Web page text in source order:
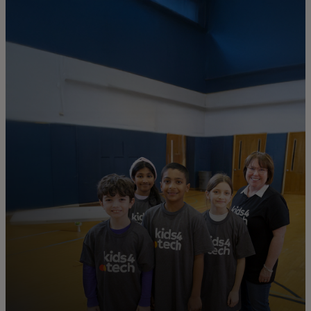
Para empresas
Para innovadores
Noticias y tendencias